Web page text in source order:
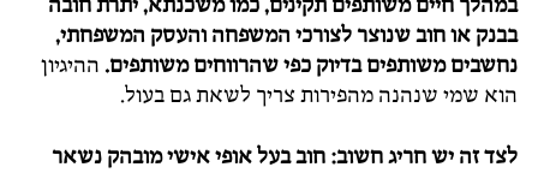
במהלך חיים משותפים תקינים, כמו משכנתא, יתרת חובה
בבנק או חוב שנוצר לצורכי המשפחה והעסק המשפחתי,
נחשבים משותפים בדיוק כפי שהרווחים משותפים. ההיגיון
הוא שמי שנהנה מהפירות צריך לשאת גם בעול.
לצד זה יש חריג חשוב: חוב בעל אופי אישי מובהק נשאר